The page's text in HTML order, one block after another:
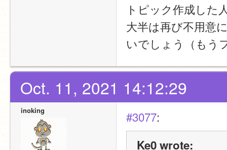
トピック作成した
大半は再び不用意
いでしょう（もう
Oct. 11, 2021 14:12:29
inoking #3077:
Ke0 wrote: